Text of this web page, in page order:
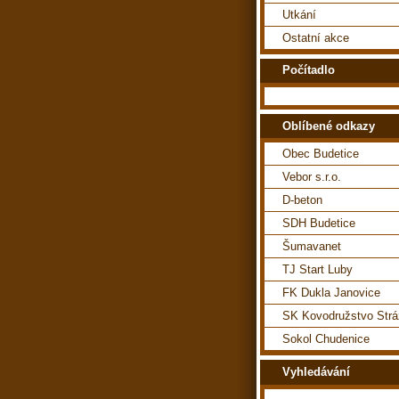
Utkání
Ostatní akce
Počítadlo
Oblíbené odkazy
Obec Budetice
Vebor s.r.o.
D-beton
SDH Budetice
Šumavanet
TJ Start Luby
FK Dukla Janovice
SK Kovodružstvo
Sokol Chudenice
Vyhledávání